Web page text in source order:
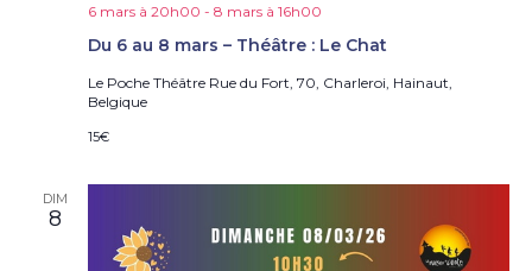
Du 6 au 8 mars – Théâtre : Le Chat
6 mars à 20h00 - 8 mars à 16h00
Le Poche Théâtre Rue du Fort, 70, Charleroi, Hainaut,
Belgique
15€
DIM
8